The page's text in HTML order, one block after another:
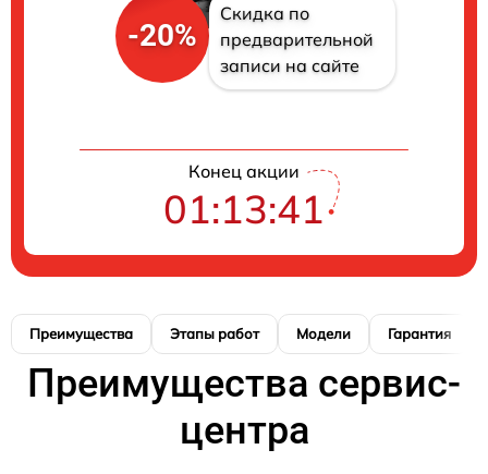
-20%
Скидка по
предварительной
записи на сайте
Конец акции
01:13:41
Преимущества Этапы работ Модели Гарантия
Преимущества сервис-
центра